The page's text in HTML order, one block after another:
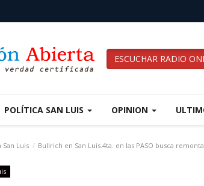
ESCUCHAR RADIO
POLÍTICA SAN LUIS OPINION
San Luis Bullrich en San Luis.4ta. en las PASO busca